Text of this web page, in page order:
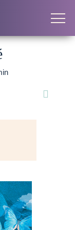
